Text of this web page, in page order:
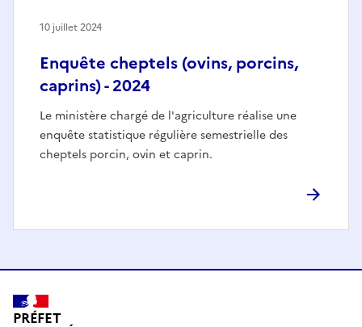
Enquête cheptels (ovins, porcins,
caprins) - 2024
Le ministère chargé de l'agriculture réalise une
enquête statistique régulière semestrielle des
cheptels porcin, ovin et caprin.
10 juillet 2024
PRÉFET